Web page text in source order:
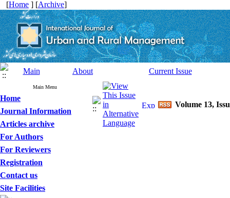
[Home ] [Archive]
Main About Current Issue
Main Menu
Home
Journal Information
Articles archive
For Authors
For Reviewers
Registration
Contact us
Site Facilities
Volume 13,